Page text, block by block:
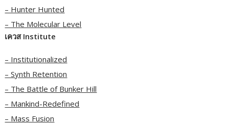
– Hunter Hunted
– The Molecular Level
เควส Institute
– Institutionalized
– Synth Retention
– The Battle of Bunker Hill
– Mankind-Redefined
– Mass Fusion